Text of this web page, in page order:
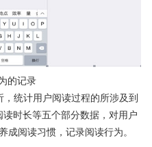
的记录
统计用户阅读过程的所涉及到
时长等五个部分数据，对用户
成阅读习惯，记录阅读行为。